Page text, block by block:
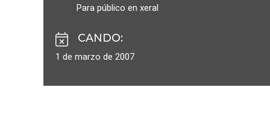
Para público en xeral
CANDO:
1 de marzo de 2007